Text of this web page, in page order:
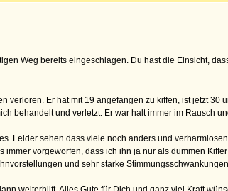
Weg bereits eingeschlagen. Du hast die Einsicht,
verloren. Er hat mit 19 angefangen zu kiffen, ist jetzt
behandelt und verletzt. Er war halt immer im Rausch
Leider sehen dass viele noch anders und
vorgeworfen, dass ich ihn ja nur als dummen
und sehr starke